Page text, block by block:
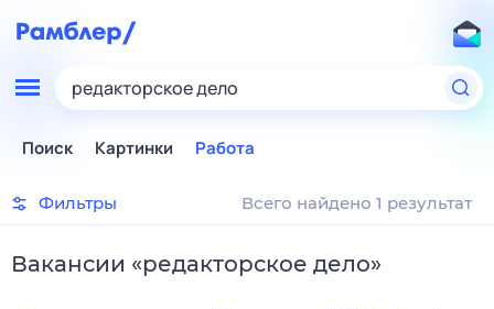
редакторское дело
Поиск Картинки Работа
Фильтры Всего найдено 1 результат
Вакансии «редакторское дело»